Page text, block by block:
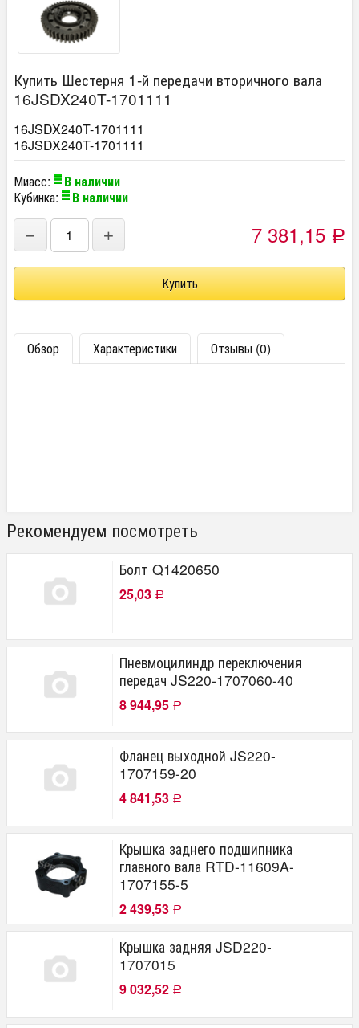
Купить Шестерня 1-й передачи вторичного вала
16JSDX240T-1701111
16JSDX240T-1701111
16JSDX240T-1701111
Миасс:
В наличии
Кубинка:
В наличии
− + 7 381,15 Р
Обзор Характеристики Отзывы (0)
Рекомендуем посмотреть
Болт Q1420650
25,03 Р
Пневмоцилиндр переключения
передач JS220-1707060-40
8 944,95 Р
Фланец выходной JS220-
1707159-20
4 841,53 Р
Крышка заднего подшипника
главного вала RTD-11609A-
1707155-5
2 439,53 Р
Крышка задняя JSD220-
1707015
9 032,52 Р